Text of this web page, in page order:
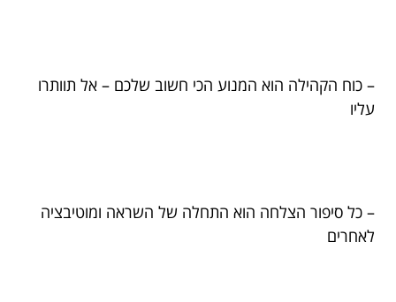
– כוח הקהילה הוא המנוע הכי חשוב שלכם – אל תוותרו
עליו
– כל סיפור הצלחה הוא התחלה של השראה ומוטיבציה
לאחרים